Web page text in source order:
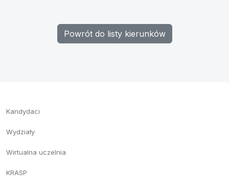
Powrót do listy kierunków
Kandydaci
Wydziały
Wirtualna uczelnia
KRASP